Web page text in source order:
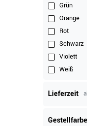
Grün
Orange
Rot
Schwarz
Violett
Weiß
Lieferzeit
Gestellfarbe